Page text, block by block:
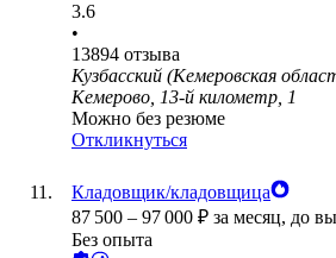
3.6
•
13894 отзыва
Кузбасский (Кемеровская
Кемерово, 13-й километр, 1
Можно без резюме
Откликнуться
Кладовщик/кладовщица
87 500 – 97 000 ₽ за месяц, до
Без опыта